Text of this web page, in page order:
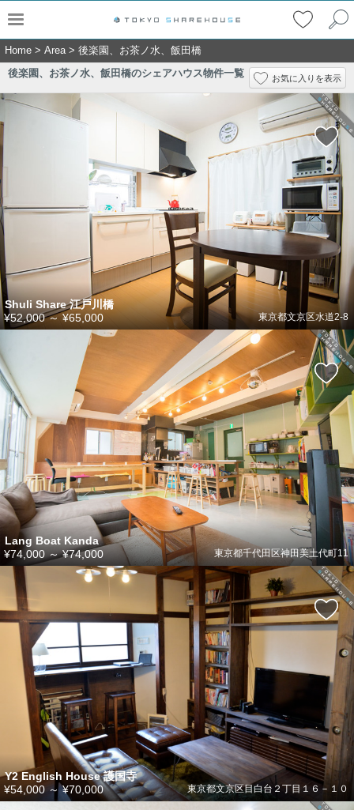
Home > Area> 後楽園、お茶ノ水、飯田橋
後楽園、お茶ノ水、飯田橋のシェアハウス物件一覧
お気に入りを表示
Shuli Share 江戸川橋
東京都文京区水道2-8
¥52,000～ ¥65,000
Lang Boat Kanda
東京都千代田区神田美土代町11
¥74,000～¥74,000
Y2 English House 護国寺
東京都文京区目白台２丁目１６－１０
¥54,000～¥70,000